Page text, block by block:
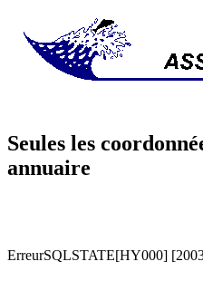
Seules les
annuaire
ErreurSQLSTATE[HY000]